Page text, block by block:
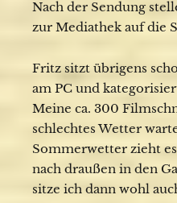
Nach der Sendung
zur Mediathek auf die
Fritz sitzt übrigens
am PC und
Meine ca. 300
schlechtes Wetter
Sommerwetter zieht
nach draußen in den
sitze ich dann wohl